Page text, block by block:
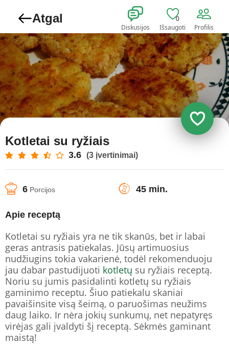
Atgal
Diskusijos
0
Išsaugoti Profilis
Kotletai su ryžiais
3.6 (3 įvertinimai)
6 Porcijos 45 min.
Apie receptą
Kotletai su ryžiais yra ne tik skanūs, bet ir labai
geras antrasis patiekalas. Jūsų artimuosius
nudžiugins tokia vakarienė, todėl rekomenduoju
jau dabar pastudijuoti kotletų su ryžiais receptą.
Noriu su jumis pasidalinti kotletų su ryžiais
gaminimo receptu. Šiuo patiekalu skaniai
pavaišinsite visą šeimą, o paruošimas neužims
daug laiko. Ir nėra jokių sunkumų, net nepatyręs
virėjas gali įvaldyti šį receptą. Sėkmės gaminant
maistą!